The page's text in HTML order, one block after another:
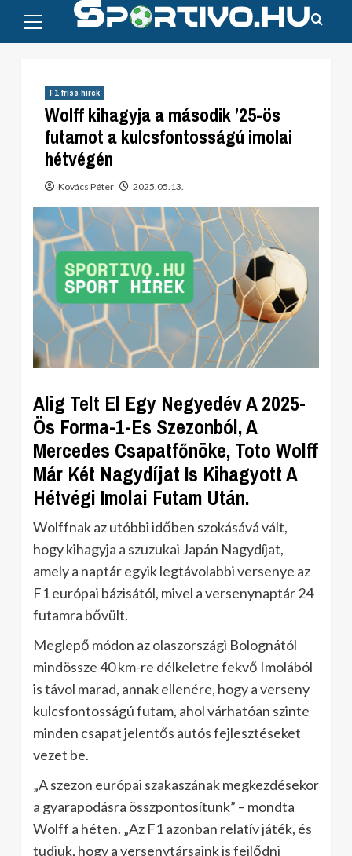
content
Menu
F1 friss hírek
Wolff kihagyja a második ’25-ös
futamot a kulcsfontosságú imolai
hétvégén
Kovács Péter 2025.05.13.
Alig Telt El Egy Negyedév A 2025-
Ös Forma-1-Es Szezonból, A
Mercedes Csapatfőnöke, Toto Wolff
Már Két Nagydíjat Is Kihagyott A
Hétvégi Imolai Futam Után.
Wolffnak az utóbbi időben szokásává vált,
hogy kihagyja a szuzukai Japán Nagydíjat,
amely a naptár egyik legtávolabbi versenye az
F1 európai bázisától, mivel a versenynaptár 24
futamra bővült.
Meglepő módon az olaszországi Bolognától
mindössze 40 km-re délkeletre fekvő Imolából
is távol marad, annak ellenére, hogy a verseny
kulcsfontosságú futam, ahol várhatóan szinte
minden csapat jelentős autós fejlesztéseket
vezet be.
„A szezon európai szakaszának megkezdésekor
a gyarapodásra összpontosítunk” – mondta
Wolff a héten. „Az F1 azonban relatív játék, és
tudjuk, hogy a versenytársaink is fejlődni